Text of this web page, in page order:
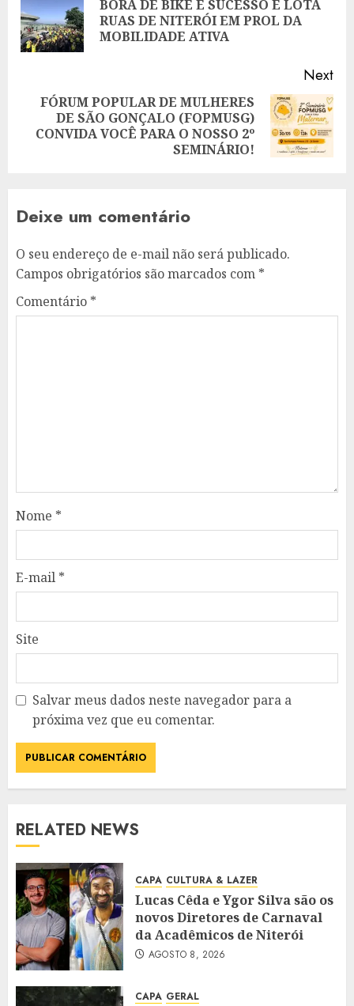
BORA DE BIKE É SUCESSO E LOTA
RUAS DE NITERÓI EM PROL DA
MOBILIDADE ATIVA
Next
post:
FÓRUM POPULAR DE MULHERES
DE SÃO GONÇALO (FOPMUSG)
CONVIDA VOCÊ PARA O NOSSO 2º
SEMINÁRIO!
Deixe um comentário
O seu endereço de e-mail não será publicado.
Campos obrigatórios são marcados com *
Comentário *
Nome *
E-mail *
Site
Salvar meus dados neste navegador para a
próxima vez que eu comentar.
RELATED NEWS
CAPA CULTURA & LAZER
Lucas Cêda e Ygor Silva são os
novos Diretores de Carnaval
da Acadêmicos de Niterói
AGOSTO 8, 2026
CAPA GERAL